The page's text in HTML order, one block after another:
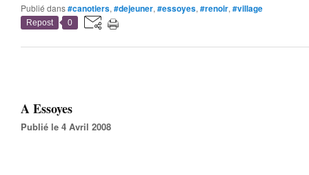
Publié dans#canotiers, #dejeuner, #essoyes, #renoir, #village
Repost 0
A Essoyes
Publié le 4 Avril 2008